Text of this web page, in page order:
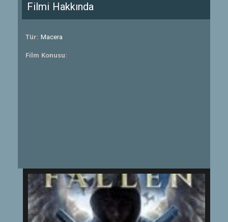
Filmi Hakkında
Tür: Macera
Film Konusu: